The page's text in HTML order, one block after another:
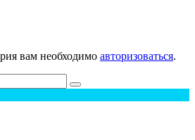
вам необходимо авторизоваться.